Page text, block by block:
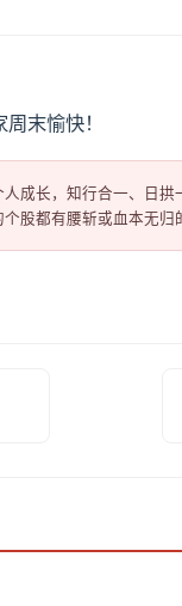
末愉快！
成长，知行合一、日